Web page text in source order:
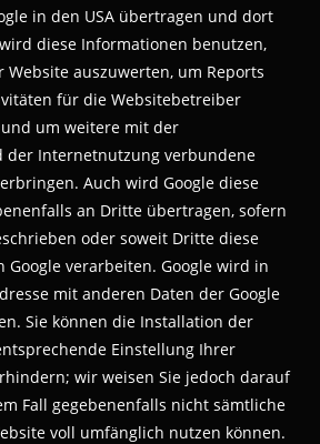
in den USA übertragen und dort
diese Informationen benutzen,
auszuwerten, um Reports
für die Websitebetreiber
um weitere mit der
der Internetnutzung verbundene
Auch wird Google diese
an Dritte übertragen, sofern
oder soweit Dritte diese
Google verarbeiten. Google wird in
mit anderen Daten der Google
Sie können die Installation der
Einstellung Ihrer
wir weisen Sie jedoch darauf
Fall gegebenenfalls nicht sämtliche
voll umfänglich nutzen können.